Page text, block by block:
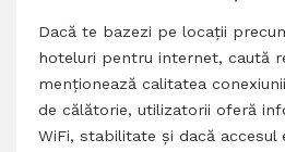
Dacă te bazezi pe locații
hoteluri pentru internet, caută
menționează calitatea
de călătorie, utilizatorii oferă
WiFi, stabilitate și dacă accesul